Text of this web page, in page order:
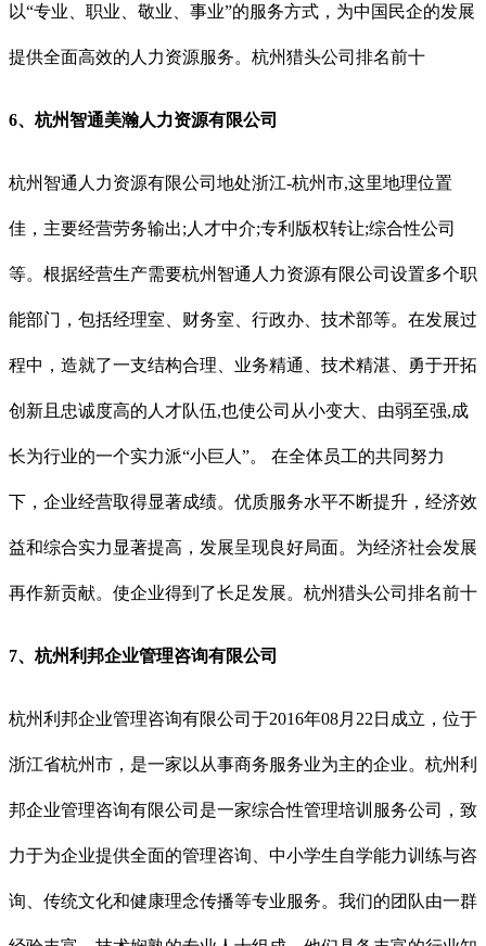
以“专业、职业、敬业、事业”的服务方式，为中国民企的发展
提供全面高效的人力资源服务。杭州猎头公司排名前十
6、杭州智通美瀚人力资源有限公司
杭州智通人力资源有限公司地处浙江-杭州市,这里地理位置
佳，主要经营劳务输出;人才中介;专利版权转让;综合性公司
等。根据经营生产需要杭州智通人力资源有限公司设置多个职
能部门，包括经理室、财务室、行政办、技术部等。在发展过
程中，造就了一支结构合理、业务精通、技术精湛、勇于开拓
创新且忠诚度高的人才队伍,也使公司从小变大、由弱至强,成
长为行业的一个实力派“小巨人”。 在全体员工的共同努力
下，企业经营取得显著成绩。优质服务水平不断提升，经济效
益和综合实力显著提高，发展呈现良好局面。为经济社会发展
再作新贡献。使企业得到了长足发展。 杭州猎头公司排名前十
7、杭州利邦企业管理咨询有限公司
杭州利邦企业管理咨询有限公司于2016年08月22日成立，位于
浙江省杭州市，是一家以从事商务服务业为主的企业。杭州利
邦企业管理咨询有限公司是一家综合性管理培训服务公司，致
力于为企业提供全面的管理咨询、中小学生自学能力训练与咨
询、传统文化和健康理念传播等专业服务。我们的团队由一群